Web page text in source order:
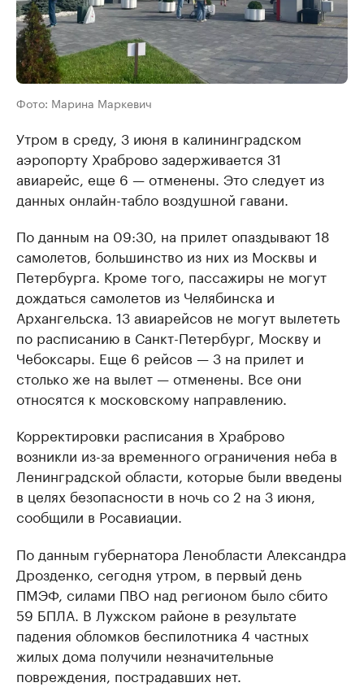
Фото: Марина Маркевич
Утром в среду, 3 июня в калининградском
аэропорту Храброво задерживается 31
авиарейс, еще 6 — отменены. Это следует из
данных онлайн-табло воздушной гавани.
По данным на 09:30, на прилет опаздывают 18
самолетов, большинство из них из Москвы и
Петербурга. Кроме того, пассажиры не могут
дождаться самолетов из Челябинска и
Архангельска. 13 авиарейсов не могут вылететь
по расписанию в Санкт-Петербург, Москву и
Чебоксары. Еще 6 рейсов — 3 на прилет и
столько же на вылет — отменены. Все они
относятся к московскому направлению.
Корректировки расписания в Храброво
возникли из-за временного ограничения неба в
Ленинградской области, которые были введены
в целях безопасности в ночь со 2 на 3 июня,
сообщили в Росавиации.
По данным губернатора Ленобласти Александра
Дрозденко, сегодня утром, в первый день
ПМЭФ, силами ПВО над регионом было сбито
59 БПЛА. В Лужском районе в результате
падения обломков беспилотника 4 частных
жилых дома получили незначительные
повреждения, пострадавших нет.